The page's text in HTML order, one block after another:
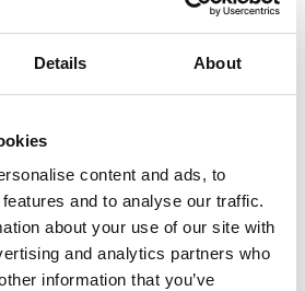
Details About
content and ads, to
and to analyse our traffic.
about your use of our site with
and analytics partners who
information that you’ve
Sie unsere